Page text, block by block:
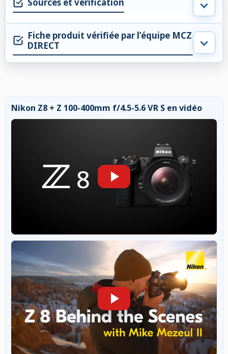
Sources et vérification
Fiche produit vérifiée par l’équipe MCZ
DIRECT
Nikon Z8 + Z 100-400mm f/4.5-5.6 VR S en vidéo